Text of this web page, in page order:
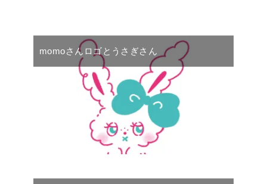
momoさんロゴとうさぎさん